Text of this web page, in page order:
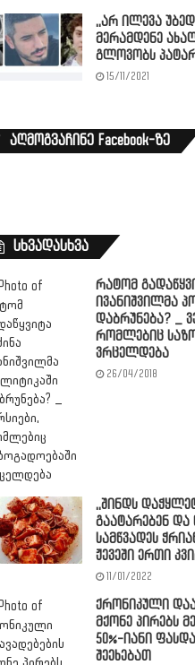
,,არ ილევა
მერამდენე
გლოვობს
15/11/2021
აღმოგვაჩინე Facebook-ზე
სხვადასხვა
რატომ
ივანიშვილმა
დაბრუნება? _
რომლებიც
ვრცელდება
26/04/2018
,,შინდს
გაატარებენ და
სამწვადეს
ჟევეში ერთი
11/01/2022
ქრონიკული
მქონე პირებს
50%-იანი
შეეხებათ